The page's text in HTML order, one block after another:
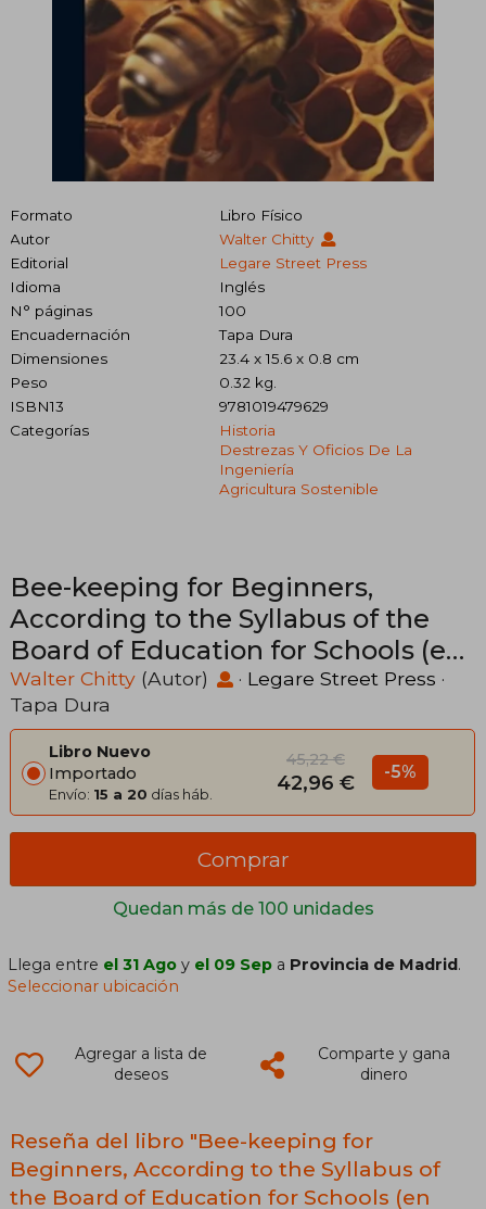
Formato
Libro Físico
Autor
Walter Chitty
Editorial
Legare Street Press
Idioma
Inglés
N° páginas
100
Encuadernación
Tapa Dura
Dimensiones
23.4 x 15.6 x 0.8 cm
Peso
0.32 kg.
ISBN13
9781019479629
Categorías
Historia
Destrezas Y Oficios De La
Ingeniería
Agricultura Sostenible
Bee-keeping for Beginners,
According to the Syllabus of the
Board of Education for Schools (en
Inglés)
Walter Chitty (Autor) · Legare Street Press ·
Tapa Dura
Libro Nuevo
Importado
Envío: 15 a 20 días háb.
45,22 €
42,96 € -5%
Quedan más de 100 unidades
Comprar
Llega entre el 31 Ago y el 09 Sep a Provincia de Madrid .
Seleccionar ubicación
Agregar a lista de
deseos
Comparte y gana
dinero
Reseña del libro "Bee-keeping for
Beginners, According to the Syllabus of
the Board of Education for Schools (en